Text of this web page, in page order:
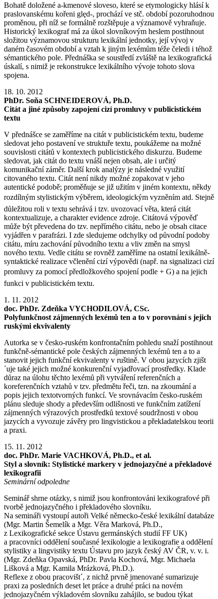
Bohatě doložené a-kmenové sloveso, které se etymologicky hlásí k
praslovanskému kořeni ględ-, prochází ve stč. období pozoruhodnou
proměnou, při níž se formálně rozštěpuje a významově vyhraňuje.
Historický lexikograf má za úkol slovníkovým heslem postihnout
složitou významovou strukturu lexikální jednotky, její vývoj v
daném časovém období a vztah k jiným lexémům téže čeledi i téhož
sémantického pole. Přednáška se soustředí zvláště na lexikografická
úskalí, s nimiž je rekonstrukce lexikálního vývoje tohoto slova
spojena.
18. 10. 2012
PhDr. Soňa SCHNEIDEROVÁ, Ph.D.
Citát a jiné způsoby zapojení cizí promluvy v publicistickém
textu
V přednášce se zaměříme na citát v publicistickém textu, budeme
sledovat jeho postavení ve struktuře textu, poukážeme na možné
souvislosti citátů v kontextech publicistického diskurzu. Budeme
sledovat, jak citát do textu vnáší nejen obsah, ale i určitý
komunikační záměr. Další krok analýzy je následné využití
citovaného textu. Citát není nikdy možné zopakovat v jeho
autentické podobě; proměňuje se již užitím v jiném kontextu, někdy
rozdílným stylistickým výběrem, ideologickým vyzněním atd. Stejně
důležitou roli v textu sehrává i tzv. uvozovací věta, která citát
kontextualizuje, a charakter evidence zdroje. Citátová výpověď
může být převedena do tzv. nepřímého citátu, nebo je obsah citace
vyjádřen v parafrázi. I zde sledujeme odchylky od původní podoby
citátu, míru zachování původního textu a vliv změn na smysl
nového textu. Vedle citátu se rovněž zaměříme na ostatní lexikálně-
syntaktické realizace včlenění cizí výpovědi (např. na signalizaci cizí
promluvy za pomocí předložkového spojení podle + G) a na jejich
funkci v publicistickém textu.
1. 11. 2012
doc. PhDr. Zdeňka VYCHODILOVÁ, CSc.
Polyfunkčnost zájmenných lexémů ten a to v porovnání s jejich
ruskými ekvivalenty
Autorka se v česko-ruském konfrontačním pohledu snaží postihnout
funkčně-sémantické pole českých zájmenných lexémů ten a to a
stanovit jejich funkční ekvivalenty v ruštině. V obou jazycích zjišt
´uje také jejich možné konkurenční vyjadřovací prostředky. Klade
důraz na úlohu těchto lexémů při vytváření referenčních a
koreferenčních vztahů v tzv. předmětu řeči, tzn. na zkoumání a
popis jejich textotvorných funkcí. Ve srovnávacím česko-ruském
plánu sleduje shody a především odlišnosti ve funkčním zatížení
zájmenných výrazových prostředků textové soudržnosti v obou
jazycích a vyvozuje závěry pro lingvistickou a překladatelskou teorii
a praxi.
15. 11. 2012
doc. PhDr. Marie VACHKOVÁ, Ph.D., et al.
Styl a slovník: Stylistické markery v jednojazyčné a překladové
lexikografii
Seminární odpoledne
Seminář shrne otázky, s nimiž jsou konfrontováni lexikografové při
tvorbě jednojazyčného i překladového slovníku.
Na semináři vystoupí autoři Velké německo-české lexikální databáze
(Mgr. Martin Šemelík a Mgr. Věra Marková, Ph.D.,
z Lexikografické sekce Ústavu germánských studií FF UK)
a pracovníci oddělení současné lexikologie a lexikografie a oddělení
stylistiky a lingvistiky textu Ústavu pro jazyk český AV ČR, v. v. i.
(Mgr. Zdeňka Opavská, PhDr. Pavla Kochová, Mgr. Michaela
Lišková a Mgr. Kamila Mrázková, Ph.D.).
Reflexe z obou pracovišt´, z nichž prvně jmenované sumarizuje
praxi za posledních deset let práce a druhé práci na novém
jednojazyčném výkladovém slovníku zahájilo, se budou týkat